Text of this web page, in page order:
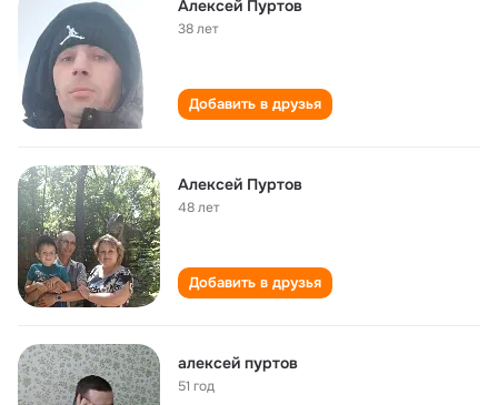
Алексей Пуртов
38 лет
Добавить в друзья
Алексей Пуртов
48 лет
Добавить в друзья
алексей пуртов
51 год